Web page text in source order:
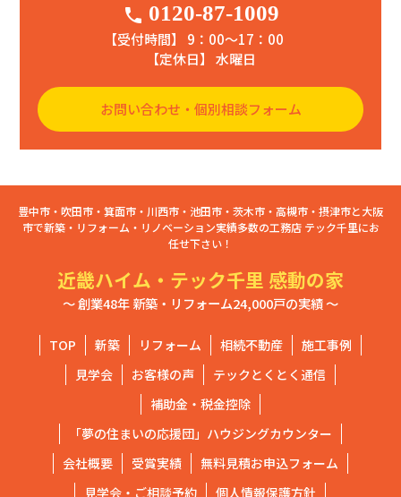
phone 0120-87-1009
【受付時間】 9：00〜17：00
【定休日】 水曜日
お問い合わせ・個別相談フォーム
豊中市・吹田市・箕面市・川西市・池田市・茨木市・高槻市・摂津市と大阪
市で新築・リフォーム・リノベーション実績多数の工務店 テック千里にお
任せ下さい！
近畿ハイム・テック千里 感動の家
～ 創業48年 新築・リフォーム24,000戸の実績 ～
TOP 新築 リフォーム 相続不動産
施工事例
見学会
お客様の声
テックとくとく通信
補助金・税金控除
「夢の住まいの応援団」ハウジングカウンター
会社概要
受賞実績
無料見積お申込フォーム
見学会・ご相談予約
個人情報保護方針